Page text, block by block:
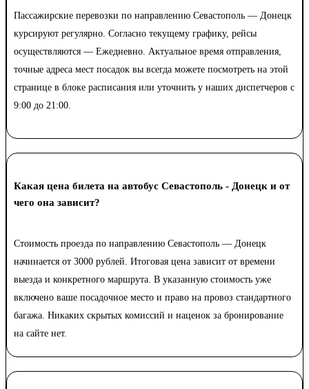
Пассажирские перевозки по направлению Севастополь — Донецк
курсируют регулярно. Согласно текущему графику, рейсы
осуществляются — Ежедневно. Актуальное время отправления,
точные адреса мест посадок вы всегда можете посмотреть на этой
странице в блоке расписания или уточнить у наших диспетчеров с
9:00 до 21:00.
Какая цена билета на автобус Севастополь - Донецк и от
чего она зависит?
Стоимость проезда по направлению Севастополь — Донецк
начинается от 3000 рублей. Итоговая цена зависит от времени
выезда и конкретного маршрута. В указанную стоимость уже
включено ваше посадочное место и право на провоз стандартного
багажа. Никаких скрытых комиссий и наценок за бронирование
на сайте нет.